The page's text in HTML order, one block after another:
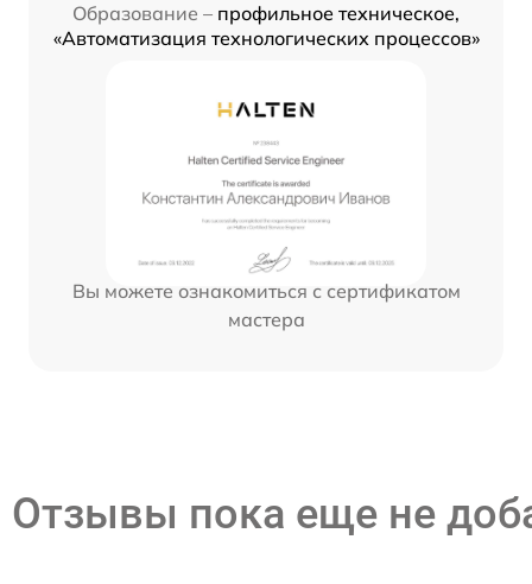
Образование – профильное техническое,
«Автоматизация технологических процессов»
Вы можете ознакомиться с сертификатом
мастера
Отзывы пока еще не